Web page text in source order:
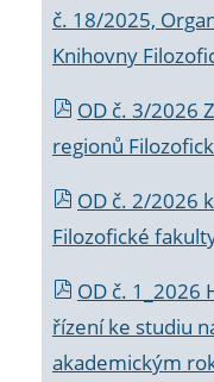
č. 18/2025,
Knihovny
OD č. 3/2026
regionů
OD č. 2/2026 k
Filozofické
OD č.
řízení ke studiu
akademickým